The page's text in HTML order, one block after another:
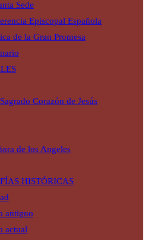
Sede
Episcopal Española
de la Gran Promesa
Corazón de Jesús
de los Angeles
HISTÓRICAS
antiguo
actual